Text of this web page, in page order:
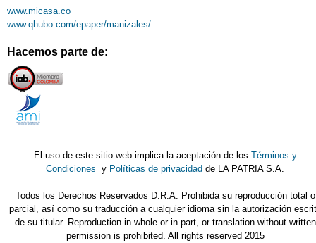
www.micasa.co
www.qhubo.com/epaper/manizales/
Hacemos parte de:
El uso de este sitio web implica la aceptación de los Términos y
Condiciones y Políticas de privacidad de LA PATRIA S.A.
Todos los Derechos Reservados D.R.A. Prohibida su reproducción total o
parcial, así como su traducción a cualquier idioma sin la autorización
de su titular. Reproduction in whole or in part, or translation without written
permission is prohibited. All rights reserved 2015